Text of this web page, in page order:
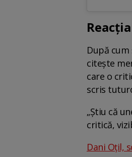
După
citește
care o
scris
„Știu că
critică,
Dani Oțil,